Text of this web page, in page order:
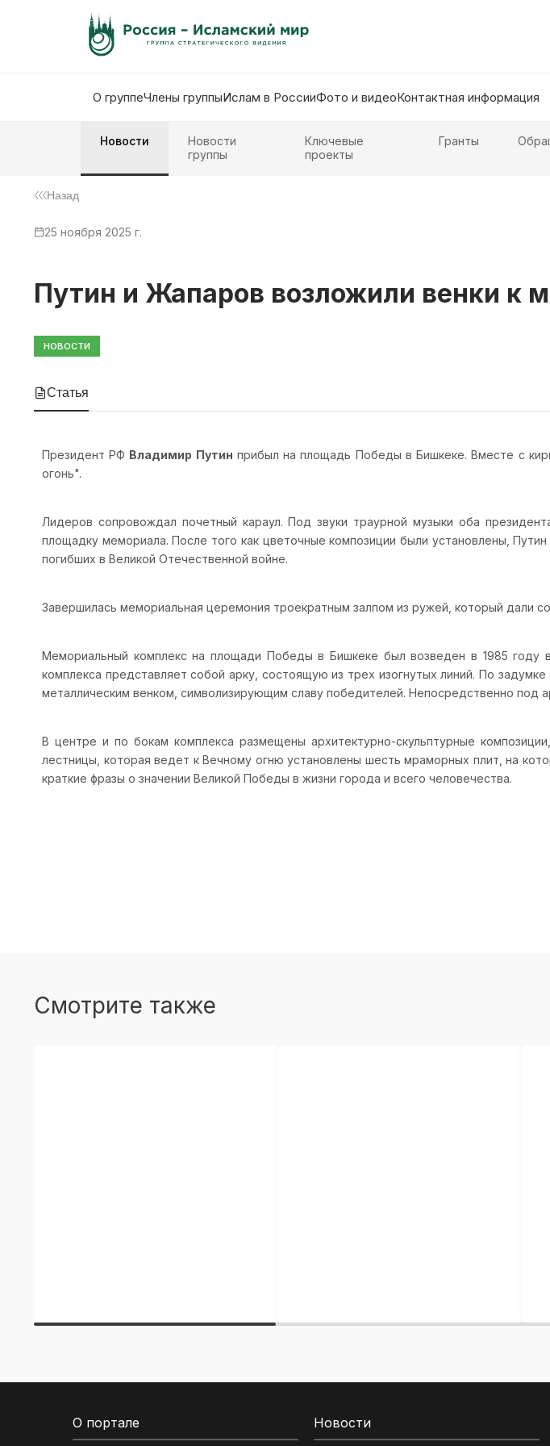
О группеЧлены группыИслам в РоссииФото и видеоКонтактная информация
Новости
Новости
группы
Ключевые
проекты
Гранты
Назад
25 ноября 2025 г.
Путин и Жапаров возложили венки к
НОВОСТИ
Статья
Президент РФ Владимир Путин прибыл на площадь Победы в Бишкеке. Вместе с
огонь".
Лидеров сопровождал почетный караул. Под звуки траурной музыки оба
площадку мемориала. После того как цветочные композиции были установлены,
погибших в Великой Отечественной войне.
Завершилась мемориальная церемония троекратным залпом из ружей, который дали
Мемориальный комплекс на площади Победы в Бишкеке был возведен в 1985 году
комплекса представляет собой арку, состоящую из трех изогнутых линий. По
металлическим венком, символизирующим славу победителей. Непосредственно под
В центре и по бокам комплекса размещены архитектурно-скульптурные
лестницы, которая ведет к Вечному огню установлены шесть мраморных плит, на
краткие фразы о значении Великой Победы в жизни города и всего человечества.
Смотрите также
О портале Новости